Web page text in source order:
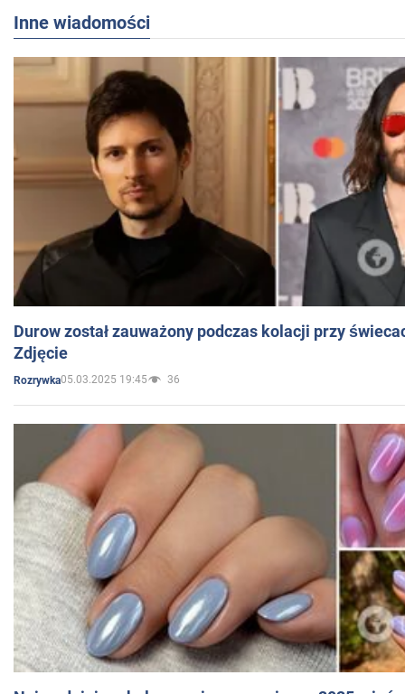
Inne wiadomości
Durow został zauważony podczas kolacji przy
Zdjęcie
Rozrywka05.03.2025 19:45 36